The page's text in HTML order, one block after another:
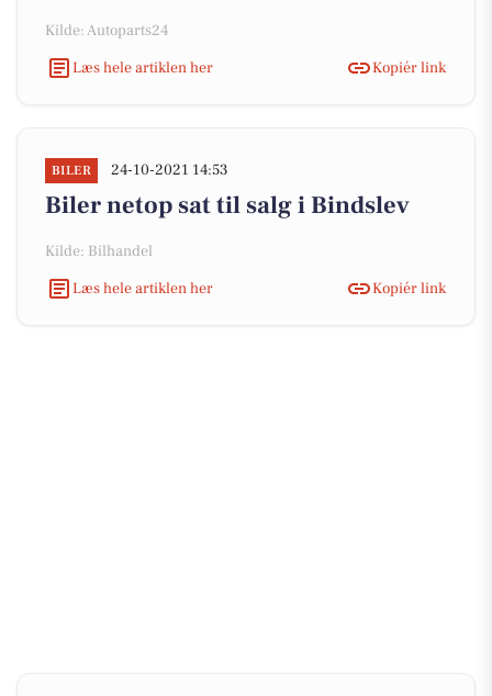
Kilde: Autoparts24
Læs hele artiklen her
Kopiér link
BILER 24-10-2021 14:53
Biler netop sat til salg i Bindslev
Kilde: Bilhandel
Læs hele artiklen her
Kopiér link